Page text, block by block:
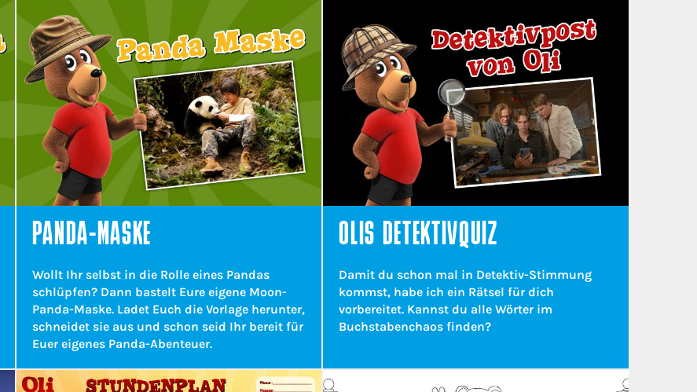
PANDA-MASKE
Wollt Ihr selbst in die Rolle eines Pandas
schlüpfen? Dann bastelt Eure eigene Moon-
Panda-Maske. Ladet Euch die Vorlage herunter,
schneidet sie aus und schon seid Ihr bereit für
Euer eigenes Panda-Abenteuer.
OLIS DETEKTIVQUIZ
Damit du schon mal in Detektiv-Stimmung
kommst, habe ich ein Rätsel für dich
vorbereitet. Kannst du alle Wörter im
Buchstabenchaos finden?